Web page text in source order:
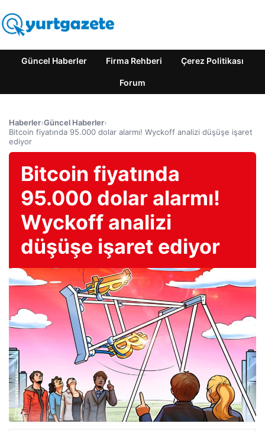
Güncel Haberler Firma Rehberi Çerez Politikası
Forum
Haberler›Güncel Haberler›
Bitcoin fiyatında 95.000 dolar alarmı! Wyckoff analizi düşüşe işaret
ediyor
Bitcoin fiyatında
95.000 dolar alarmı!
Wyckoff analizi
düşüşe işaret ediyor